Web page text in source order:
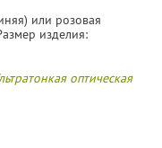
или розовая
изделия:
оптическая